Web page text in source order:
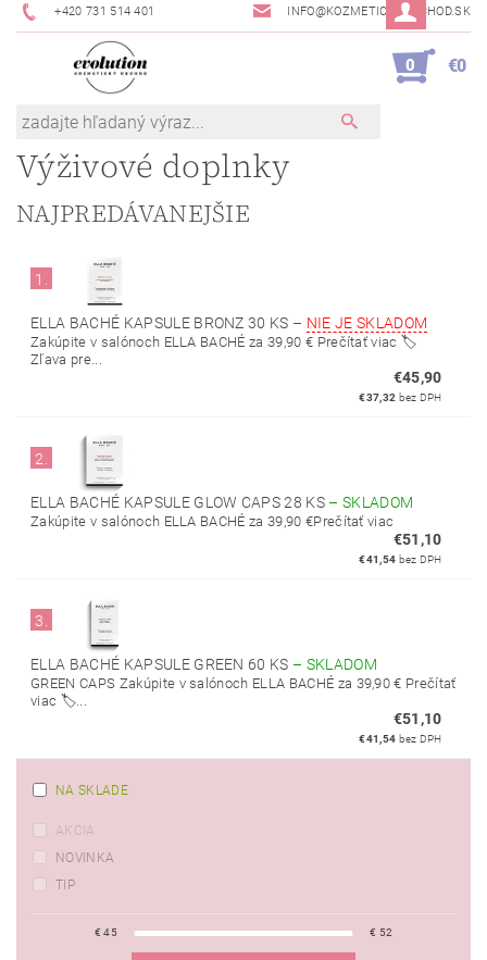
+420 731 514 401 INFO@KOZMETICKYOBCHOD.SK
0 €0
Výživové doplnky
NAJPREDÁVANEJŠIE
1.
ELLA BACHÉ KAPSULE BRONZ 30 KS – NIE JE SKLADOM
Zakúpite v salónoch ELLA BACHÉ za 39,90 € Prečítať viac 🏷️
Zľava pre...
€45,90
€37,32 bez DPH
2.
ELLA BACHÉ KAPSULE GLOW CAPS 28 KS – SKLADOM
Zakúpite v salónoch ELLA BACHÉ za 39,90 €Prečítať viac
€51,10
€41,54 bez DPH
3.
ELLA BACHÉ KAPSULE GREEN 60 KS – SKLADOM
GREEN CAPS Zakúpite v salónoch ELLA BACHÉ za 39,90 € Prečítať
viac 🏷️...
€51,10
€41,54 bez DPH
NA SKLADE
AKCIA
NOVINKA
TIP
€45 € 52